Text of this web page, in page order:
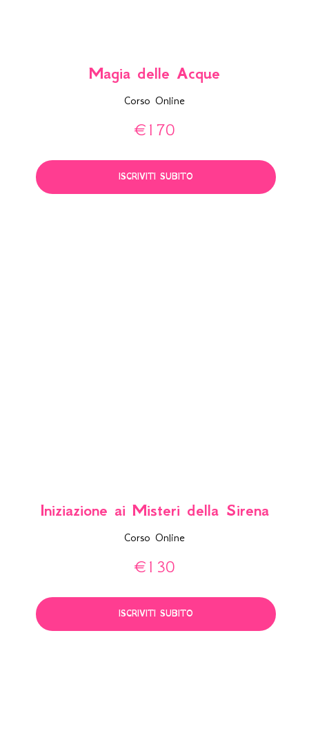
Magia delle Acque
Corso Online
€ 170
ISCRIVITI SUBITO
Iniziazione ai Misteri della Sirena
Corso Online
€ 130
ISCRIVITI SUBITO